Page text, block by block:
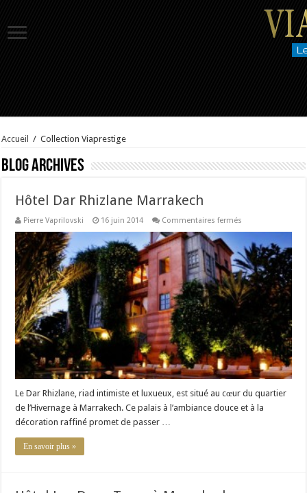
Accueil / Collection Viaprestige
Blog Archives
Hôtel Dar Rhizlane Marrakech
Pierre Vaprilovski 16 juin 2014 Commentaires fermés
Rhizlane
Marrakech
Le Dar Rhizlane, riad intimiste et luxueux, est situé au cœur du quartier
de l’Hivernage à Marrakech. Ce palais à l’ambiance douce et à la
décoration raffiné promet de passer …
En savoir plus »